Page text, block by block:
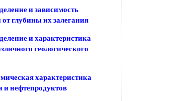
и зависимость
глубины их залегания
и характеристика
геологического
характеристика
и нефтепродуктов